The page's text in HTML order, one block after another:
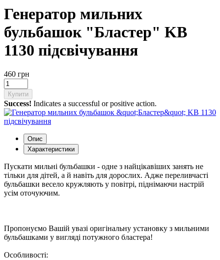
Генератор мильних
бульбашок "Бластер" KB
1130 підсвічування
460 грн
Купити
Success! Indicates a successful or positive action.
Опис
Характеристики
Пускати мильні бульбашки - одне з найцікавіших занять не
тільки для дітей, а й навіть для дорослих. Адже переливчасті
бульбашки весело кружляють у повітрі, піднімаючи настрій
усім оточуючим.
Пропонуємо Вашій увазі оригінальну установку з мильними
бульбашками у вигляді потужного бластера!
Особливості: